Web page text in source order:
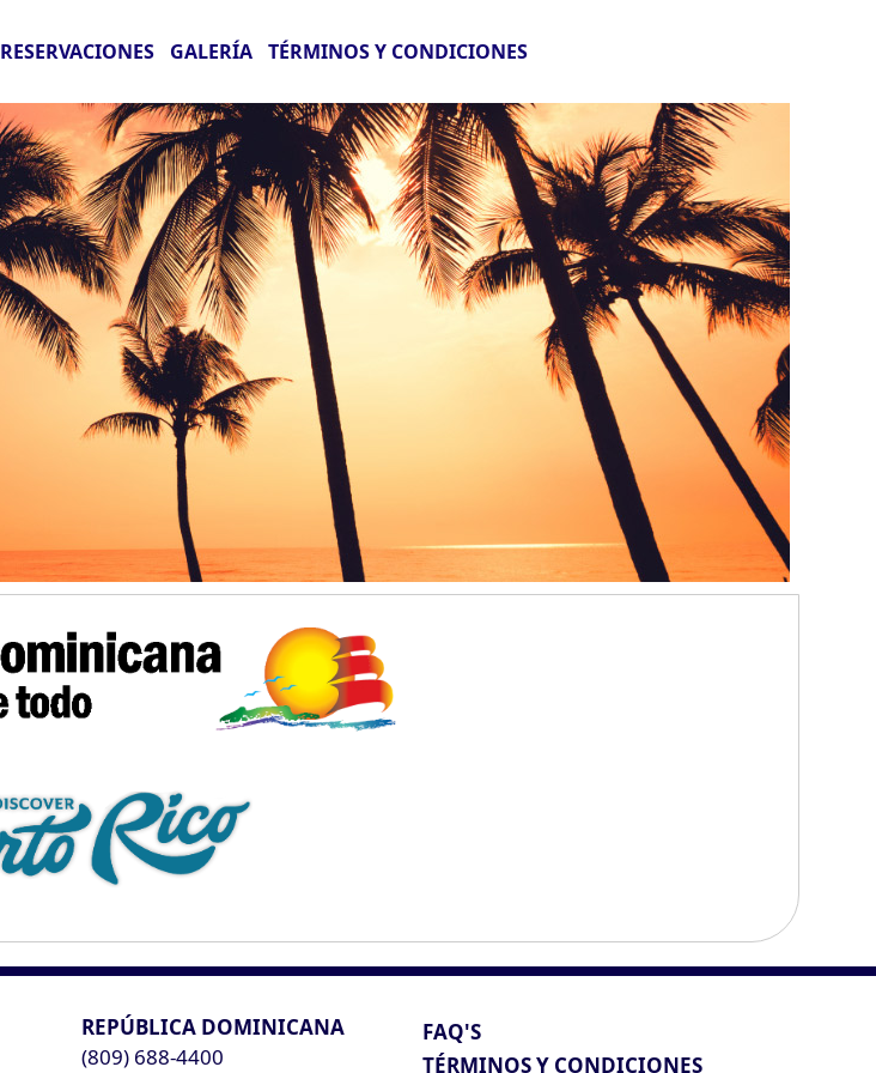
RESERVACIONES GALERÍA TÉRMINOS Y CONDICIONES
REPÚBLICA DOMINICANA
(809) 688-4400
FAQ'S
TÉRMINOS Y CONDICIONES